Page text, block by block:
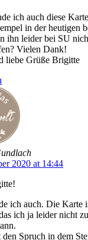
ich auch diese
in der heutigen
ihn leider bei SU
Vielen Dank!
liebe Grüße Brigitte
2020 at 14:44
ich auch. Die Karte
ich ja leider nicht
Spruch in dem